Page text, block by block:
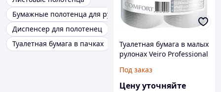
Бумажные полотенца для рук
Диспенсер для полотенец
Туалетная бумага в пачках
Туалетная бумага в малых
рулонах Veiro Professional
Под заказ
Цену уточняйте